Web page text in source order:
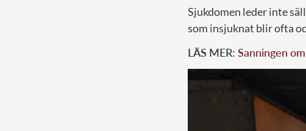
Sjukdomen leder inte
som insjuknat blir ofta
LÄS MER: Sanningen